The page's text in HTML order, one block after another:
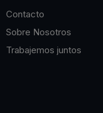
o
r
m
r
Contacto
Sobre Nosotros
Trabajemos juntos